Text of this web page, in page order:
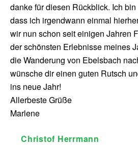
danke für diesen Rückblick. Ich
dass ich irgendwann einmal
wir nun schon seit einigen Jahren
der schönsten Erlebnisse meines
die Wanderung von Ebelsbach
wünsche dir einen guten Rutsch
ins neue Jahr!
Allerbeste Grüße
Marlene
Christof Herrmann